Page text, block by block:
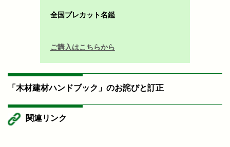
全国プレカット名鑑
ご購入はこちらから
「木材建材ハンドブック」のお詫びと訂正
関連リンク